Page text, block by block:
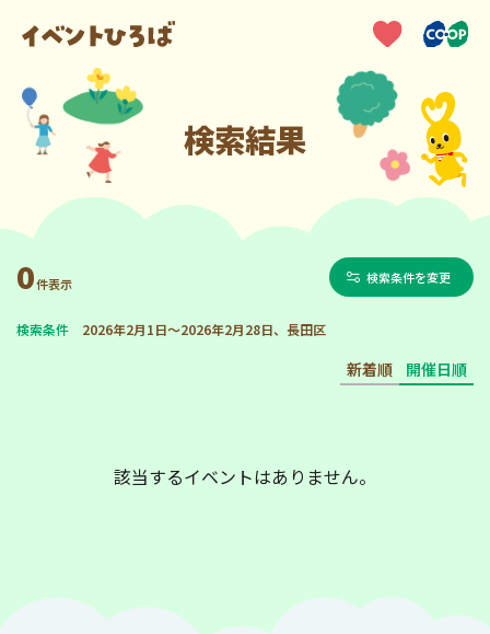
検索結果
0件表示 検索条件を変更
検索条件 2026年2月1日～2026年2月28日、長田区
新着順 開催日順
該当するイベントはありません。